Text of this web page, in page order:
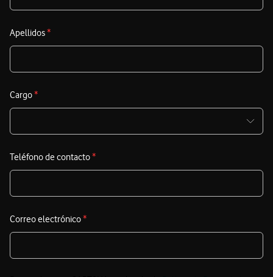
Apellidos*
Cargo*
Teléfono de contacto*
Correo electrónico*